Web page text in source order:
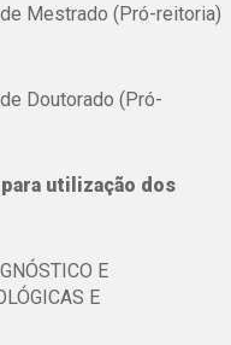
Mestrado (Pró-reitoria)
Doutorado (Pró-
utilização dos
E
E